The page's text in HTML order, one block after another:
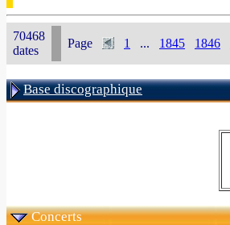
70468
dates
Page 1 ... 1845 1846
Base discographique
Concerts